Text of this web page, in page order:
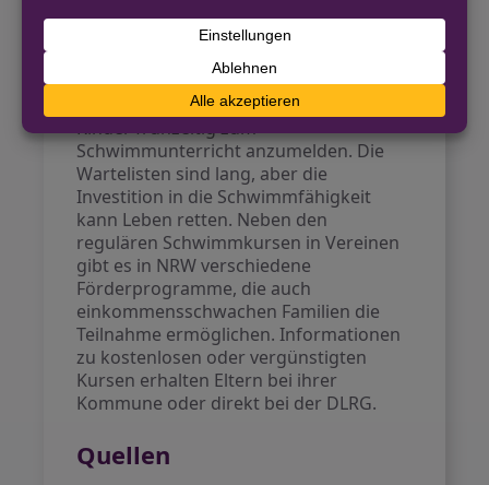
Was Eltern jetzt tun können
Experten raten Eltern dringend, ihre
Kinder frühzeitig zum
Schwimmunterricht anzumelden. Die
Wartelisten sind lang, aber die
Investition in die Schwimmfähigkeit
kann Leben retten. Neben den
regulären Schwimmkursen in Vereinen
gibt es in NRW verschiedene
Förderprogramme, die auch
einkommensschwachen Familien die
Teilnahme ermöglichen. Informationen
zu kostenlosen oder vergünstigten
Kursen erhalten Eltern bei ihrer
Kommune oder direkt bei der DLRG.
Quellen